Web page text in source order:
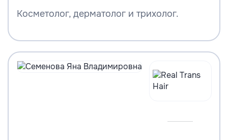
Косметолог, дерматолог и трихолог.